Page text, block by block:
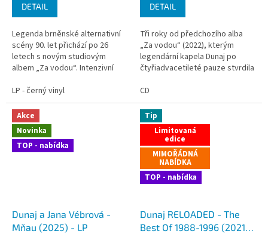
DETAIL
Legenda brněnské alternativní
scény 90. let přichází po 26
letech s novým studiovým
albem „Za vodou“. Intenzivní
minulého století, která přinesla
šest alb, ukončil předčasný
odchod zpěváka...
LP - černý vinyl
DETAIL
Tři roky od předchozího alba
„Za vodou“ (2022), kterým
legendární kapela Dunaj po
čtyřiadvacetileté pauze stvrdila
tvořit nový repertoár, přichází
nyní s novým albem, které
nahrála se...
CD
Akce
Novinka
TOP - nabídka
Dunaj a Jana Vébrová -
Mňau (2025) - LP
Tip
Limitovaná
edice
MIMOŘÁDNÁ
NABÍDKA
TOP - nabídka
Dunaj RELOADED - The
Best Of 1988-1996 (2021) -